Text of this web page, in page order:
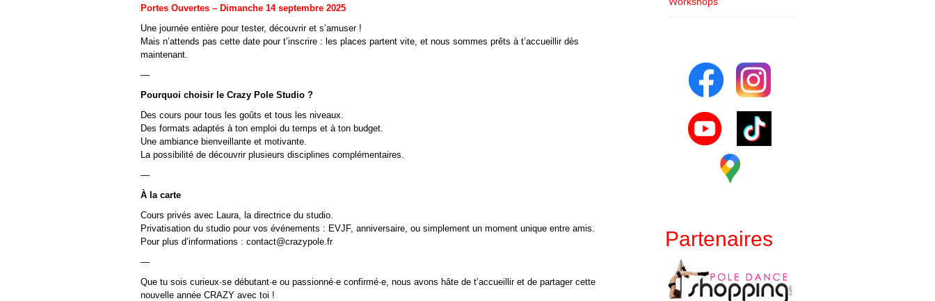
Portes Ouvertes – Dimanche 14 septembre 2025
Une journée entière pour tester, découvrir et s’amuser !
Mais n’attends pas cette date pour t’inscrire : les places partent vite, et nous sommes prêts à t’accueillir dès
maintenant.
—
Pourquoi choisir le Crazy Pole Studio ?
Des cours pour tous les goûts et tous les niveaux.
Des formats adaptés à ton emploi du temps et à ton budget.
Une ambiance bienveillante et motivante.
La possibilité de découvrir plusieurs disciplines complémentaires.
—
À la carte
Cours privés avec Laura, la directrice du studio.
Privatisation du studio pour vos événements : EVJF, anniversaire, ou simplement un moment unique entre amis.
Pour plus d’informations : contact@crazypole.fr
—
Que tu sois curieux·se débutant·e ou passionné·e confirmé·e, nous avons hâte de t’accueillir et de partager cette
nouvelle année CRAZY avec toi !
Partenaires